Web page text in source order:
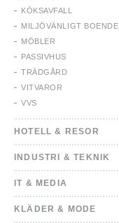
KÖKSAVFALL
MILJÖVÄNLIGT BOENDE
MÖBLER
PASSIVHUS
TRÄDGÅRD
VITVAROR
VVS
HOTELL & RESOR
INDUSTRI & TEKNIK
IT & MEDIA
KLÄDER & MODE